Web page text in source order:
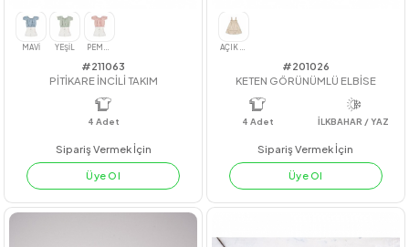
KİREMİT YEŞİL
PİTİKARE İNCİLİ TAKIM
KETEN GÖRÜNÜMLÜ ELBİSE